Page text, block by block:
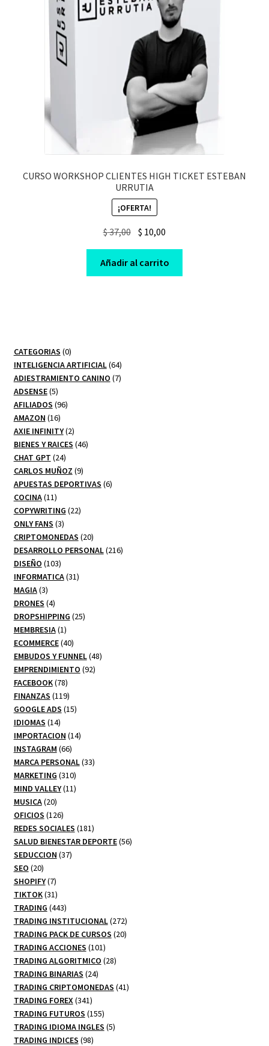
CURSO WORKSHOP CLIENTES HIGH TICKET ESTEBAN
URRUTIA
¡OFERTA!
$37,00 Original
price
was:
$ 37,00.
$ 10,00
price
is:
$ 10,00.
Añadir al carrito
CATEGORIAS 00
productos
INTELIGENCIA ARTIFICIAL 6464
productos
ADIESTRAMIENTO CANINO 77
ADSENSE 55
productos
AFILIADOS 9696
AMAZON 1616
productos
AXIE INFINITY 22
productos
BIENES Y RAICES 4646
CHAT GPT 2424
productos
CARLOS MUÑOZ 99
productos
APUESTAS DEPORTIVAS 66
COCINA 1111
productos
COPYWRITING 2222
ONLY FANS 33
productos
CRIPTOMONEDAS 2020
productos
DESARROLLO PERSONAL 216216
DISEÑO 103103
productos
INFORMATICA 3131
MAGIA 33
productos
DRONES 44
productos
DROPSHIPPING 2525
MEMBRESIA 11
producto
ECOMMERCE 4040
productos
EMBUDOS Y FUNNEL 4848
EMPRENDIMIENTO 9292
FACEBOOK 7878
productos
FINANZAS 119119
productos
GOOGLE ADS 1515
IDIOMAS 1414
productos
IMPORTACION 1414
INSTAGRAM 6666
productos
MARCA PERSONAL 3333
MARKETING 310310
productos
MIND VALLEY 1111
MUSICA 2020
productos
OFICIOS 126126
productos
REDES SOCIALES 181181
productos
SALUD BIENESTAR DEPORTE 5656
SEDUCCION 3737
SEO 2020
productos
SHOPIFY 77
productos
TIKTOK 3131
productos
TRADING 443443
productos
TRADING INSTITUCIONAL 272272
productos
TRADING PACK DE CURSOS 2020
TRADING ACCIONES 101101
productos
TRADING ALGORITMICO 2828
TRADING BINARIAS 2424
productos
TRADING CRIPTOMONEDAS 4141
TRADING FOREX 341341
productos
TRADING FUTUROS 155155
productos
TRADING IDIOMA INGLES 55
TRADING INDICES 9898